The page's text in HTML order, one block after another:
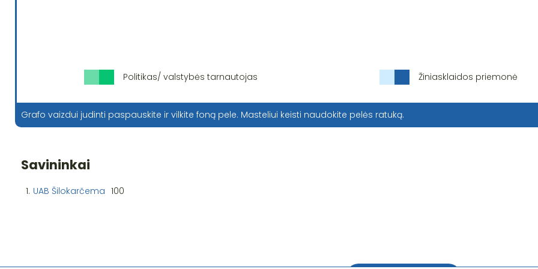
Politikas/ valstybės tarnautojas Žiniasklaidos priemonė
Grafo vaizdui judinti paspauskite ir vilkite foną pele. Masteliui keisti naudokite pelės ratuką.
Savininkai
1. UAB Šilokarčema 100